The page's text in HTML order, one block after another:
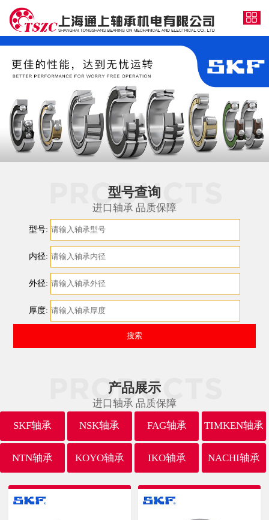
型号查询
进口轴承 品质保障
型号:
内径:
外径:
厚度:
产品展示
进口轴承 品质保障
SKF轴承
NSK轴承 FAG轴承 TIMKEN轴承
NTN轴承 KOYO轴承 IKO轴承 NACHI轴承